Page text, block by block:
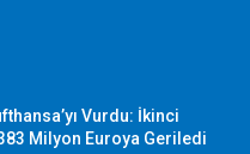
Vurdu: İkinci
Milyon Euroya Geriledi